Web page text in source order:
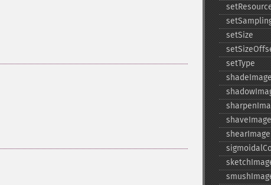
setSize
setType
shadeImage
shaveImage
shearImage